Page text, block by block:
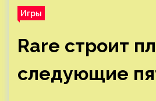
Игры
Rare строит
следующие